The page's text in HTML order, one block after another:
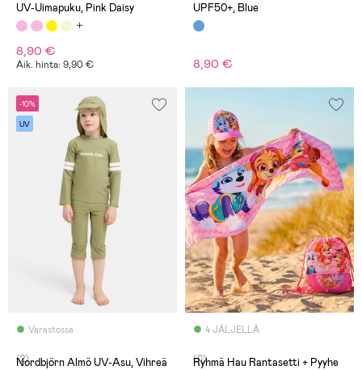
UV-Uimapuku, Pink Daisy
8,90 €
Aik. hinta: 9,90 €
UPF50+, Blue
8,90 €
-10%
UV
Varastossa
(2)
Nordbjörn Almö UV-Asu, Vihreä
4 JÄLJELLÄ
(0)
Ryhmä Hau Rantasetti + Pyyhe